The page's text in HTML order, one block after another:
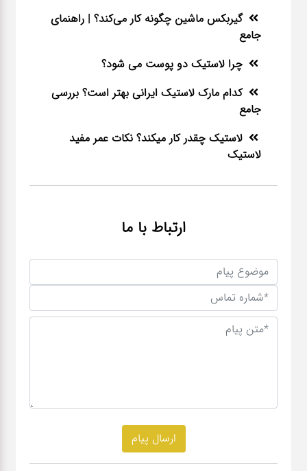
گیربکس ماشین چگونه کار می‌کند؟ | راهنمای
جامع
چرا لاستیک دو پوست می شود؟
کدام مارک لاستیک ایرانی بهتر است؟ بررسی
جامع
لاستیک چقدر کار میکند؟ نکات عمر مفید
لاستیک
ارتباط با ما